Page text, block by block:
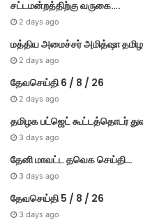
சட்டமன்றத்திற்கு வருகை….
2 days ago
மத்திய அமைச்சர் அமித்ஷா
2 days ago
தேவசெய்தி 6 / 8 / 26
2 days ago
தமிழக பட்ஜெட் கூட்டத்தொடர்
3 days ago
தேனி மாவட்ட தவெக செய்தி…
3 days ago
தேவசெய்தி 5 / 8 / 26
3 days ago